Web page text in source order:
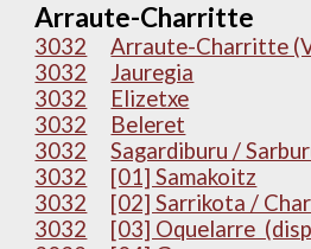
Arraute-Charritte
3032
Arraute-Charritte
3032
Jauregia
3032
Elizetxe
3032
Beleret
3032
Sagardiburu /
3032
[01] Samakoitz
3032
[02] Sarrikota /
3032
[03] Oquelarre